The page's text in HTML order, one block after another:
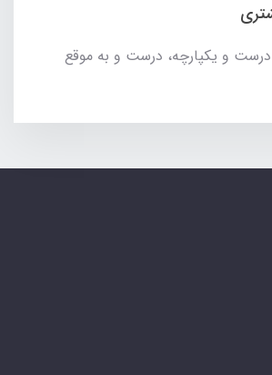
درست و یکپارچه، درست و به موقع